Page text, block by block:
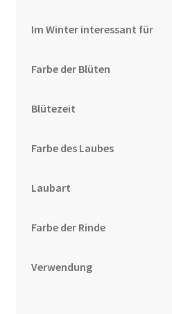
Im Winter interessant für
Farbe der Blüten
Blütezeit
Farbe des Laubes
Laubart
Farbe der Rinde
Verwendung